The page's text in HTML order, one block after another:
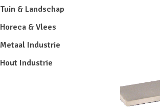
Tuin & Landschap
Horeca & Vlees
Metaal Industrie
Hout Industrie